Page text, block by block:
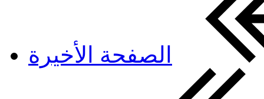
الصفحة الأخيرة